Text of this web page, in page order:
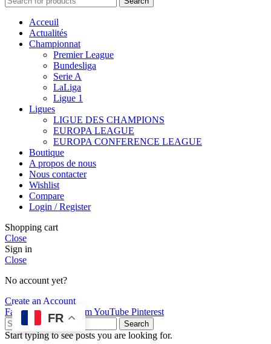
Acceuil
Actualités
Championnat
Premier League
Bundesliga
Serie A
LaLiga
Ligue 1
Ligues
LIGUE DES CHAMPIONS
EUROPA LEAGUE
EUROPA CONFERENCE LEAGUE
Boutique
A propos de nous
Nous contacter
Wishlist
Compare
Login / Register
Shopping cart
Close
Sign in
Close
No account yet?
Create an Account
Facebook
X InstagramYouTube Pinterest
Search
Start typing to see posts you are looking for.
FR